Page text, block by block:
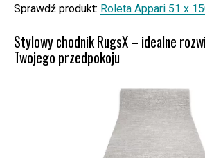
Sprawdź produkt: Roleta Appari 51 x
Stylowy chodnik RugsX – idealne
Twojego przedpokoju